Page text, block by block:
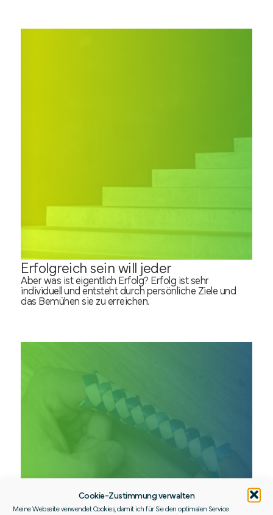
Cookie-Zustimmung verwalten
Meine Webseite verwendet Cookies, damit ich für Sie den optimalen Service
Erfolgreich sein will jeder
Aber was ist eigentlich Erfolg? Erfolg ist sehr
individuell und entsteht durch persönliche Ziele und
das Bemühen sie zu erreichen.